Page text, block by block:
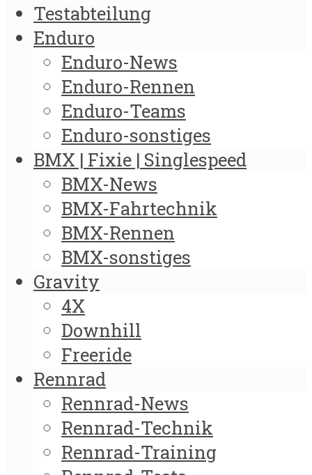
Testabteilung
Enduro
Enduro-News
Enduro-Rennen
Enduro-Teams
Enduro-sonstiges
BMX | Fixie | Singlespeed
BMX-News
BMX-Fahrtechnik
BMX-Rennen
BMX-sonstiges
Gravity
4X
Downhill
Freeride
Rennrad
Rennrad-News
Rennrad-Technik
Rennrad-Training